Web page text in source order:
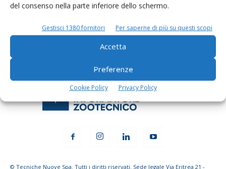
del consenso nella parte inferiore dello schermo.
Gestisci 1380 fornitori Per saperne di più su questi scopi
Accetta
Preferenze
Cookie Policy Privacy Policy
© Tecniche Nuove Spa. Tutti i diritti riservati. Sede legale Via Eritrea 21 -